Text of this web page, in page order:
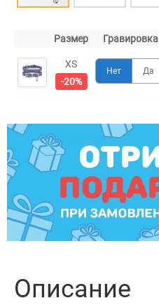
Размер Гравировка
XS
-20%
Нет Да
Описание